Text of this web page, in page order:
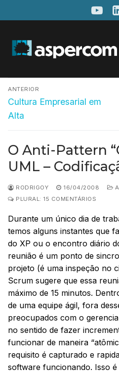
para
conteúdo
Navegação
de
Post
ANTERIOR
Post
anterior:
Cultura Empresarial em
Alta
O Anti-Pattern
UML –
RODRIGOY 16/04/2008
PLURAL: 15 COMENTÁRIOS
Durante um único dia de
temos alguns instantes que
do XP ou o encontro diário
reunião é um ponto de
projeto (é uma inspeção no
Scrum sugere que essa
máximo de 15 minutos.
de uma equipe ágil, fora
preocupados com o
no sentido de fazer
funcionar de maneira
requisito é capturado e
software funcionando. Isso é